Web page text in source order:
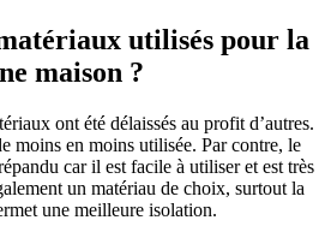
utilisés pour la
maison ?
ont été délaissés au profit d’autres.
moins en moins utilisée. Par contre, le
car il est facile à utiliser et est très
un matériau de choix, surtout la
une meilleure isolation.